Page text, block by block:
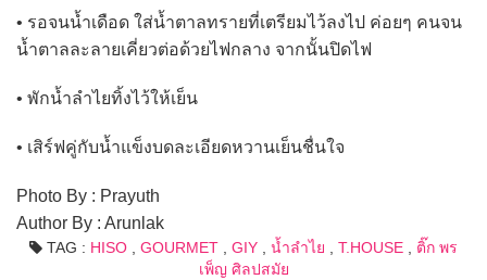
• รอจนน้ำเดือด ใส่น้ำตาลทรายที่เตรียมไว้ลงไป ค่อยๆ คนจน
น้ำตาลละลายเคี่ยวต่อด้วยไฟกลาง จากนั้นปิดไฟ
• พักน้ำลำไยทิ้งไว้ให้เย็น
• เสิร์ฟคู่กับน้ำแข็งบดละเอียดหวานเย็นชื่นใจ
Photo By : Prayuth
Author By : Arunlak
TAG : HISO GOURMET GIY น้ำลำไย T.HOUSE
ติ๊ก พร
เพ็ญ ศิลปสมัย